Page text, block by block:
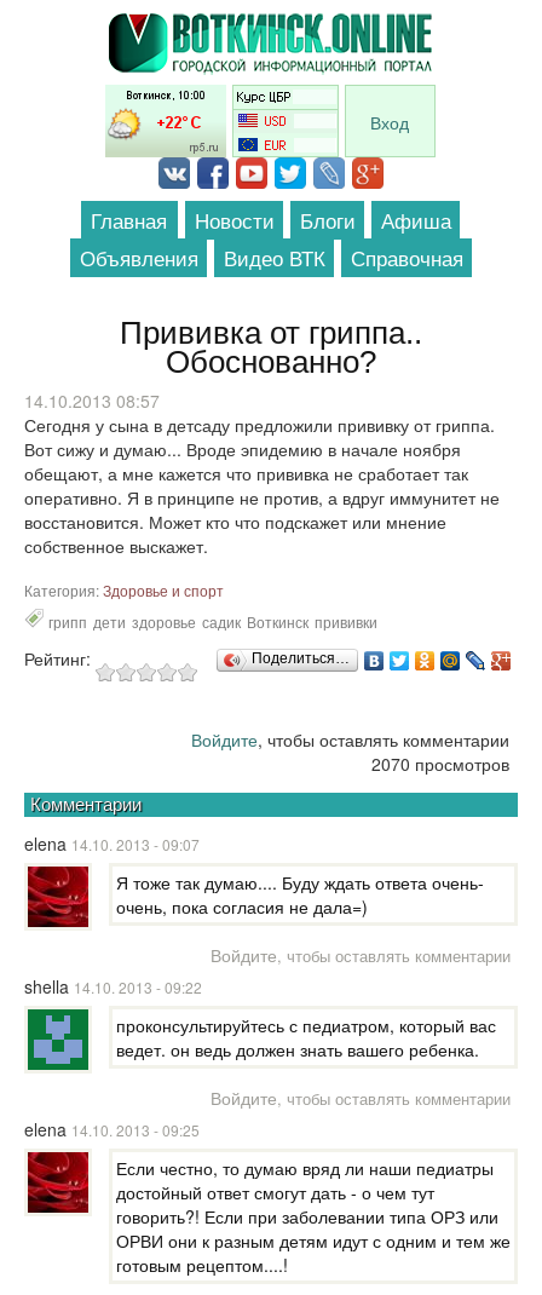
Перейти к основному содержанию
Вход
Главная Новости Блоги
Афиша
Объявления
Видео ВТК Справочная
Прививка от гриппа..
Обоснованно?
14.10.2013 08:57
Сегодня у сына в детсаду предложили прививку от гриппа.
Вот сижу и думаю... Вроде эпидемию в начале ноября
обещают, а мне кажется что прививка не сработает так
оперативно. Я в принципе не против, а вдруг иммунитет не
восстановится. Может кто что подскажет или мнение
собственное выскажет.
Категория:Здоровье и спорт
грипп дети здоровье садик Воткинск прививки
Рейтинг: Поделиться…
Войдите, чтобы оставлять комментарии
2070 просмотров
Комментарии
elena 14.10. 2013 - 09:07
Я тоже так думаю.... Буду ждать ответа очень-
очень, пока согласия не дала=)
Войдите, чтобы оставлять комментарии
shella 14.10. 2013 - 09:22
проконсультируйтесь с педиатром, который вас
ведет. он ведь должен знать вашего ребенка.
Войдите, чтобы оставлять комментарии
elena 14.10. 2013 - 09:25
Если честно, то думаю вряд ли наши педиатры
достойный ответ смогут дать - о чем тут
говорить?! Если при заболевании типа ОРЗ или
ОРВИ они к разным детям идут с одним и тем же
готовым рецептом....!